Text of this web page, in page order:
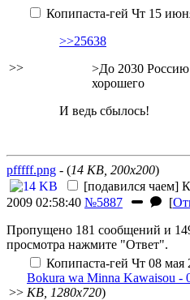
>>
Копипаста-гей Чт 15
>>25638
>До 2030
хорошего
И ведь сбылось!
pfffff.png - (14 KB, 200x200)
[подавился чаем]
2009 02:58:40 №5887 [
Пропущено 181 сообщений и
просмотра нажмите "Ответ".
>>
Копипаста-гей Чт 08 мая
Bokura wa Minna Kawaisou
KB, 1280x720)